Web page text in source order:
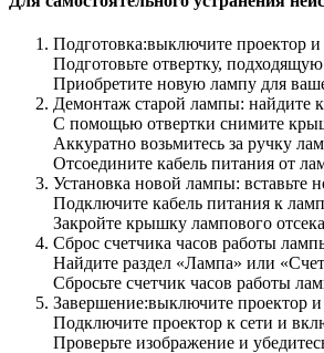
Подготовка:выключите проектор и
Подготовьте отвертку,
Приобретите новую лампу для
Демонтаж старой лампы: найдите
С помощью отвертки снимите
Аккуратно возьмитесь за ручку
Отсоедините кабель питания от
Установка новой лампы: вставьте
Подключите кабель питания к
Закройте крышку лампового
Сброс счетчика часов работы
Найдите раздел «Лампа» или
Сбросьте счетчик часов работы
Завершение:выключите проектор
Подключите проектор к сети и
Проверьте изображение и